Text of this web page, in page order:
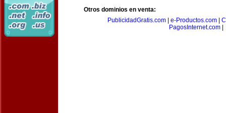
Otros dominios en venta:
PublicidadGratis.com
e-Productos.com
PagosInternet.com